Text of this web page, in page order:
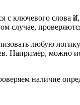
с ключевого слова if
случае,
любую
Например, можно
наличие